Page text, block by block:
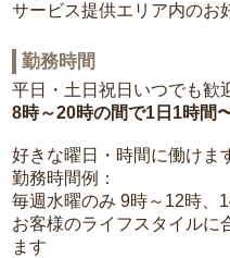
サービス提供エリア内のお
勤務時間
平日・土日祝日いつでも歓
8時～20時の間で1日1時間
好きな曜日・時間に働けま
勤務時間例：
毎週水曜のみ 9時～12時、
お客様のライフスタイルに
ます